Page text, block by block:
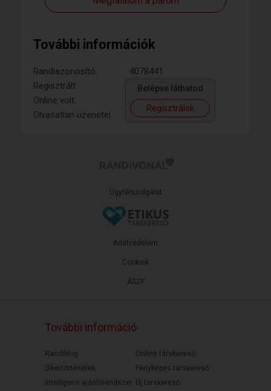
További információk
Randiazonosító:
4078441
Regisztrált:
Online volt:
Olvasatlan üzenetei:
Belépve láthatod
Regisztrálok
Ügyfélszolgálat
ÁSZF
Adatvédelem
Cookiek
További információ
Randiblog
Sikertörténetek
Intelligens ajánlórendszer
Online társkereső
Fényképes társkereső
Új társkereső